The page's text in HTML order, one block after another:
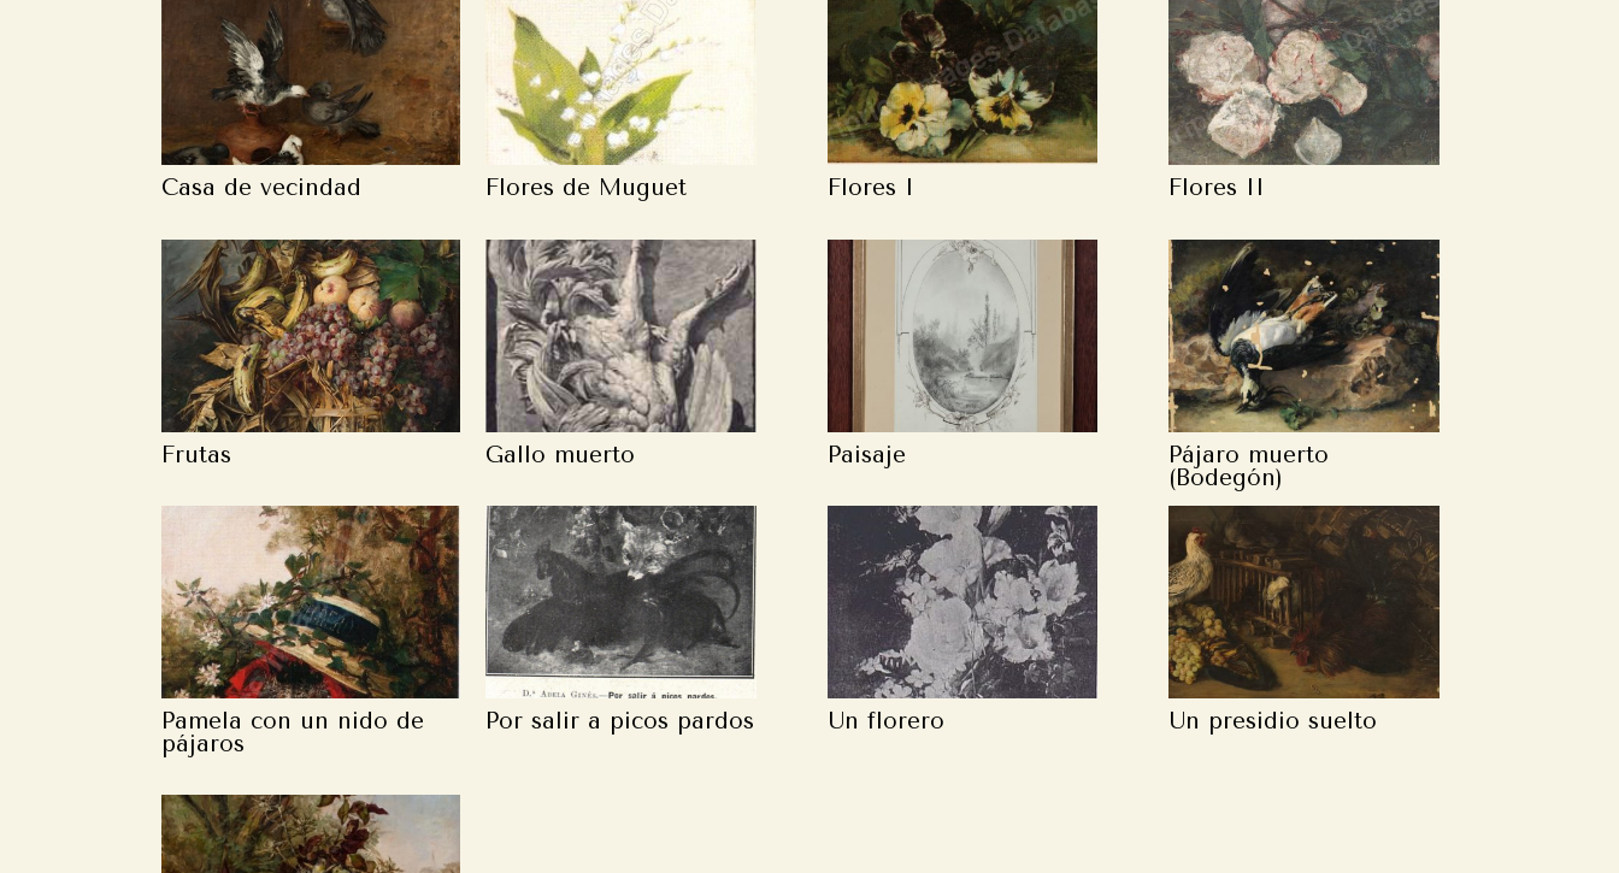
Casa de vecindad Flores de Muguet Flores I Flores II
Frutas Gallo muerto Paisaje
Pájaro muerto
(Bodegón)
Pamela con un nido de
pájaros
Por salir a picos pardos Un florero Un presidio suelto